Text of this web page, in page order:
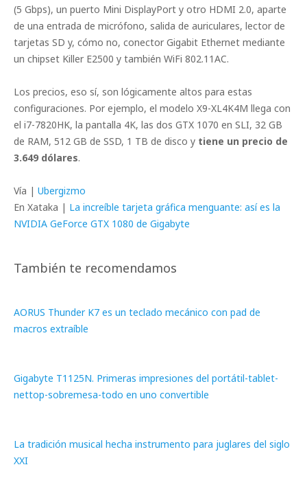
(5 Gbps), un puerto Mini DisplayPort y otro HDMI 2.0, aparte
de una entrada de micrófono, salida de auriculares, lector de
tarjetas SD y, cómo no, conector Gigabit Ethernet mediante
un chipset Killer E2500 y también WiFi 802.11AC.
Los precios, eso sí, son lógicamente altos para estas
configuraciones. Por ejemplo, el modelo X9-XL4K4M llega con
el i7-7820HK, la pantalla 4K, las dos GTX 1070 en SLI, 32 GB
de RAM, 512 GB de SSD, 1 TB de disco y tiene un precio de
3.649 dólares.
Vía | Ubergizmo
En Xataka | La increíble tarjeta gráfica menguante: así es la
NVIDIA GeForce GTX 1080 de Gigabyte
También te recomendamos
AORUS Thunder K7 es un teclado mecánico con pad de
macros extraíble
Gigabyte T1125N. Primeras impresiones del portátil-tablet-
nettop-sobremesa-todo en uno convertible
La tradición musical hecha instrumento para juglares del siglo
XXI